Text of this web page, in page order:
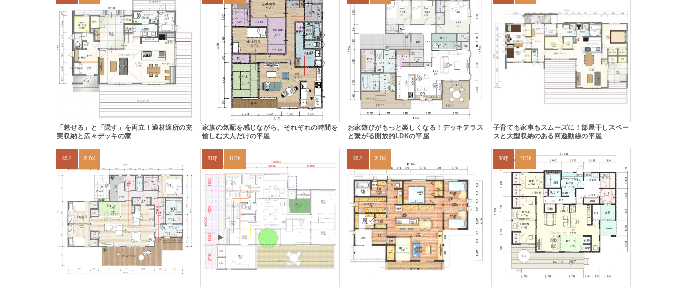
「魅せる」と「隠す」を両立！適材適所の充
実収納と広々デッキの家
家族の気配を感じながら、それぞれの時間を
愉しむ大人だけの平屋
お家遊びがもっと楽しくなる！デッキテラス
と繋がる開放的LDKの平屋
子育ても家事もスムーズに！部屋干しスペー
スと大型収納のある回遊動線の平屋
30坪 2LDK 31坪 1LDK 30坪 2LDK 30坪 2LDK